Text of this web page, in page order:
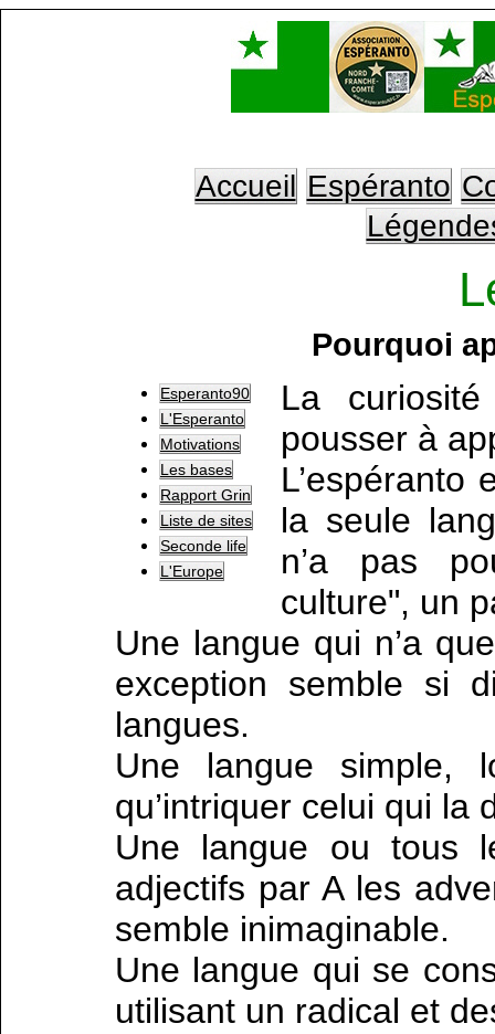
Accueil Espéranto
Esperanto90
L'Esperanto
Motivations
Les bases
Rapport Grin
Liste de sites
Seconde life
L'Europe
Pourquoi
La
pousser à
L’espéranto
la seule
n’a pas
culture", un
Une langue qui n’a
exception semble si
langues.
Une langue simple,
qu’intriquer celui qui la
Une langue ou tous
adjectifs par A les
semble inimaginable.
Une langue qui se
utilisant un radical et